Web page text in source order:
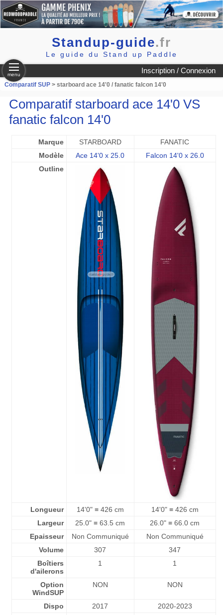
Standup-guide.fr
Le guide du Stand up Paddle
Inscription / Connexion
menu
Comparatif SUP > starboard ace 14'0 / fanatic falcon 14'0
Comparatif starboard ace 14'0 VS
fanatic falcon 14'0
Marque STARBOARD
FANATIC
Modèle
Ace 14'0 x 25.0
Falcon 14'0 x 26.0
Outline
Longueur 14'0" ≡ 426 cm
14'0" ≡ 426 cm
Largeur
25.0" ≡ 63.5 cm
26.0" ≡ 66.0 cm
Epaisseur
Non Communiqué
Non Communiqué
Volume
307
347
Boîtiers
d'ailerons
1 1
Option
WindSUP
NON NON
Dispo 2017
2020-2023